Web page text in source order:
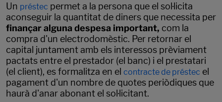
Un préstec permet a la persona que el sol·licita
aconseguir la quantitat de diners que necessita per
finançar alguna despesa important, com la
compra d'un electrodomèstic. Per retornar el
capital juntament amb els interessos prèviament
pactats entre el prestador (el banc) i el prestatari
(el client), es formalitza en el contracte de préstec el
pagament d'un nombre de quotes periòdiques que
haurà d'anar abonant el sol·licitant.